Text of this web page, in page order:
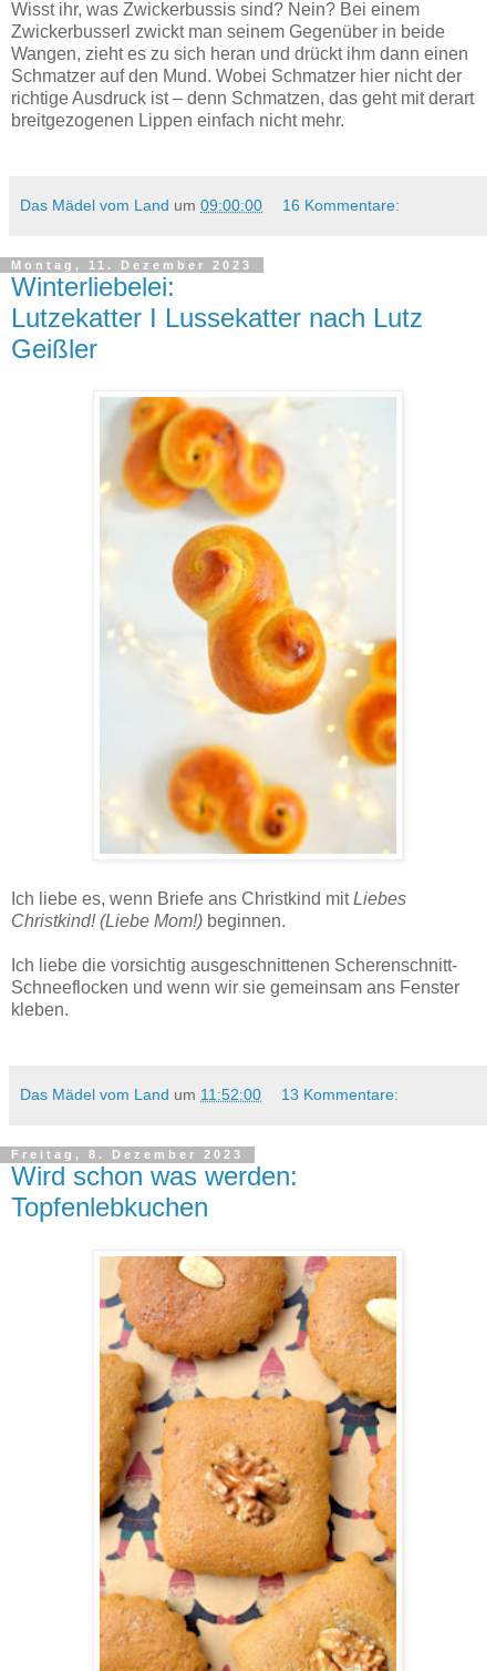
Wisst ihr, was Zwickerbussis sind? Nein? Bei einem
Zwickerbusserl zwickt man seinem Gegenüber in beide
Wangen, zieht es zu sich heran und drückt ihm dann einen
Schmatzer auf den Mund. Wobei Schmatzer hier nicht der
richtige Ausdruck ist – denn Schmatzen, das geht mit derart
breitgezogenen Lippen einfach nicht mehr.
Das Mädel vom Land um 09:00:00 16 Kommentare:
Montag, 11. Dezember 2023
Winterliebelei:
Lutzekatter I Lussekatter nach Lutz
Geißler
Ich liebe es, wenn Briefe ans Christkind mitLiebes
Christkind! (Liebe Mom!) beginnen.
Ich liebe die vorsichtig ausgeschnittenen Scherenschnitt-
Schneeflocken und wenn wir sie gemeinsam ans Fenster
kleben.
Das Mädel vom Land um 11:52:00 13 Kommentare:
Freitag, 8. Dezember 2023
Wird schon was werden:
Topfenlebkuchen